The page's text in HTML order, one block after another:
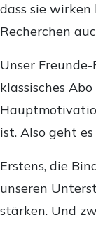
dass sie wirken
Recherchen
Unser
klassisches
ist. Also geht
Erstens, die
unseren
stärken. Und